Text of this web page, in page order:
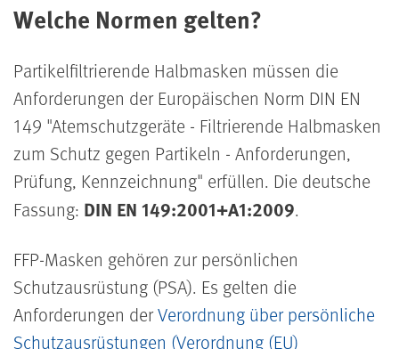
Welche Normen gelten?
Partikelfiltrierende Halbmasken müssen die
Anforderungen der Europäischen Norm DIN EN
149 "Atemschutzgeräte - Filtrierende Halbmasken
zum Schutz gegen Partikeln - Anforderungen,
Prüfung, Kennzeichnung" erfüllen. Die deutsche
Fassung: DIN EN 149:2001+A1:2009.
FFP-Masken gehören zur persönlichen
Schutzausrüstung (PSA). Es gelten die
Anforderungen derVerordnung über persönliche
Schutzausrüstungen (Verordnung (EU)